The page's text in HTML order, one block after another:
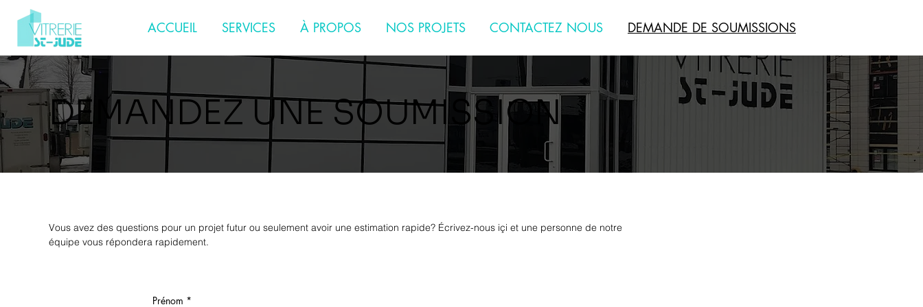
ACCUEIL SERVICES À PROPOS NOS PROJETS CONTACTEZ NOUS DEMANDE DE SOUMISSIONS
DEMANDEZ UNE SOUMISSION
Prénom *
Vous avez des questions pour un projet futur ou seulement avoir une estimation rapide? Écrivez-nous içi et une personne de notre
équipe vous répondera rapidement.